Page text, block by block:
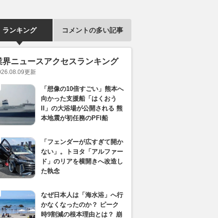
ランキング コメントの多い記事
界ニュースアクセスランキング
更新
「想像の10倍すごい」熊本へ
向かった支援船「はくおう
II」の大浴場が公開される 熊
本地震が初任務のPFI船
「フェンダーが広すぎて開か
ない」。トヨタ「アルファー
ド」のリアを横開きへ改造し
た執念
なぜ日本人は「海水浴」へ行
かなくなったのか？ ピーク
時9割減の根本理由とは？ 崩